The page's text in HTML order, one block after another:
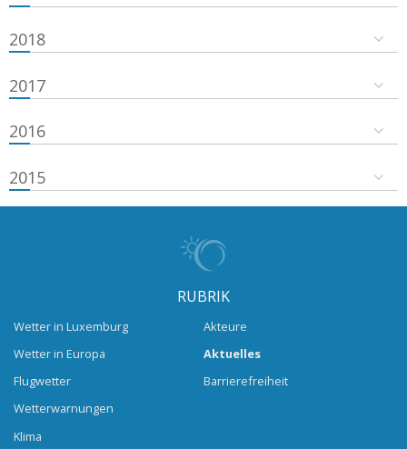
2018
2017
2016
2015
RUBRIK
Wetter in Luxemburg
Wetter in Europa
Flugwetter
Wetterwarnungen
Klima
Akteure
Aktuelles
Barrierefreiheit